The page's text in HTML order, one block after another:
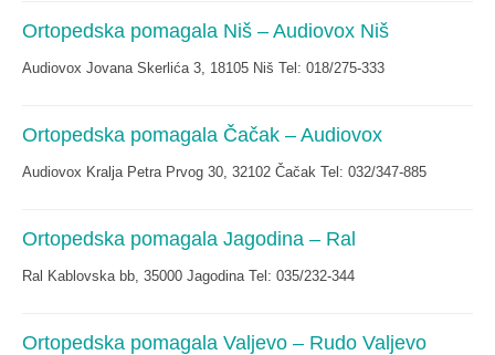
Ortopedska pomagala Niš – Audiovox Niš
Audiovox Jovana Skerlića 3, 18105 Niš Tel: 018/275-333
Ortopedska pomagala Čačak – Audiovox
Audiovox Kralja Petra Prvog 30, 32102 Čačak Tel: 032/347-885
Ortopedska pomagala Jagodina – Ral
Ral Kablovska bb, 35000 Jagodina Tel: 035/232-344
Ortopedska pomagala Valjevo – Rudo Valjevo